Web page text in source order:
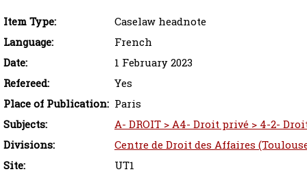
Item Type:
Caselaw headnote
Language:
French
Date:
1 February 2023
Refereed:
Yes
Place of Publication: Paris
Subjects:
A- DROIT > A4- Droit privé > 4-2-
Divisions:
Centre de Droit des Affaires
Site:
UT1